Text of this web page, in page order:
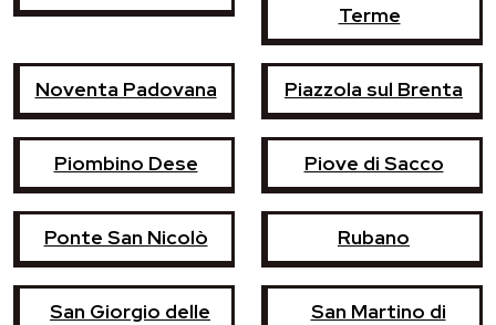
Terme
Noventa Padovana Piazzola sul Brenta
Piombino Dese Piove di Sacco
Ponte San Nicolò Rubano
San Giorgio delle
San Martino di